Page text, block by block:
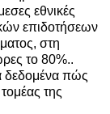
εθνικές
επιδοτήσεων
στη
το 80%..
δεδομένα πώς
της